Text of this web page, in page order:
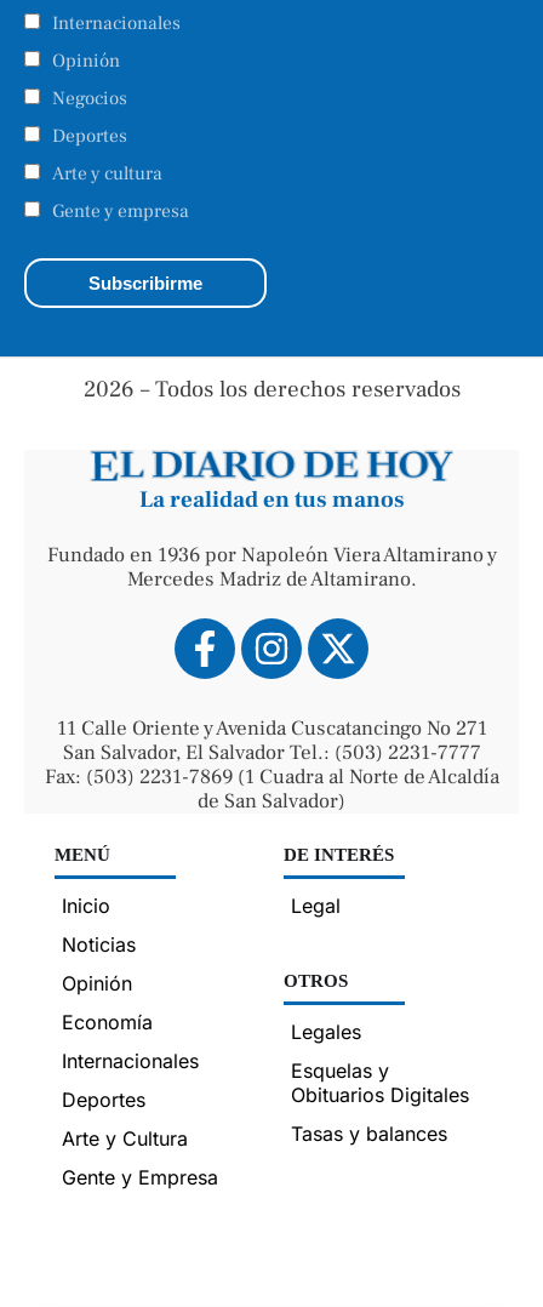
Internacionales
Opinión
Negocios
Deportes
Arte y cultura
Gente y empresa
2026 – Todos los derechos reservados
La realidad en tus manos
Fundado en 1936 por Napoleón Viera Altamirano y
Mercedes Madriz de Altamirano.
11 Calle Oriente y Avenida Cuscatancingo No 271
San Salvador, El Salvador Tel.: (503) 2231-7777
Fax: (503) 2231-7869 (1 Cuadra al Norte de Alcaldía
de San Salvador)
MENÚ
Inicio
Noticias
Opinión
Economía
Internacionales
Deportes
Arte y Cultura
Gente y Empresa
DE INTERÉS
Legal
OTROS
Legales
Esquelas y
Obituarios Digitales
Tasas y balances